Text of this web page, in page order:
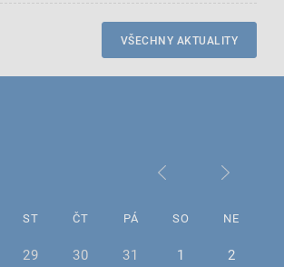
VŠECHNY AKTUALITY
ST ČT PÁ SO NE
29 30 31 1
2